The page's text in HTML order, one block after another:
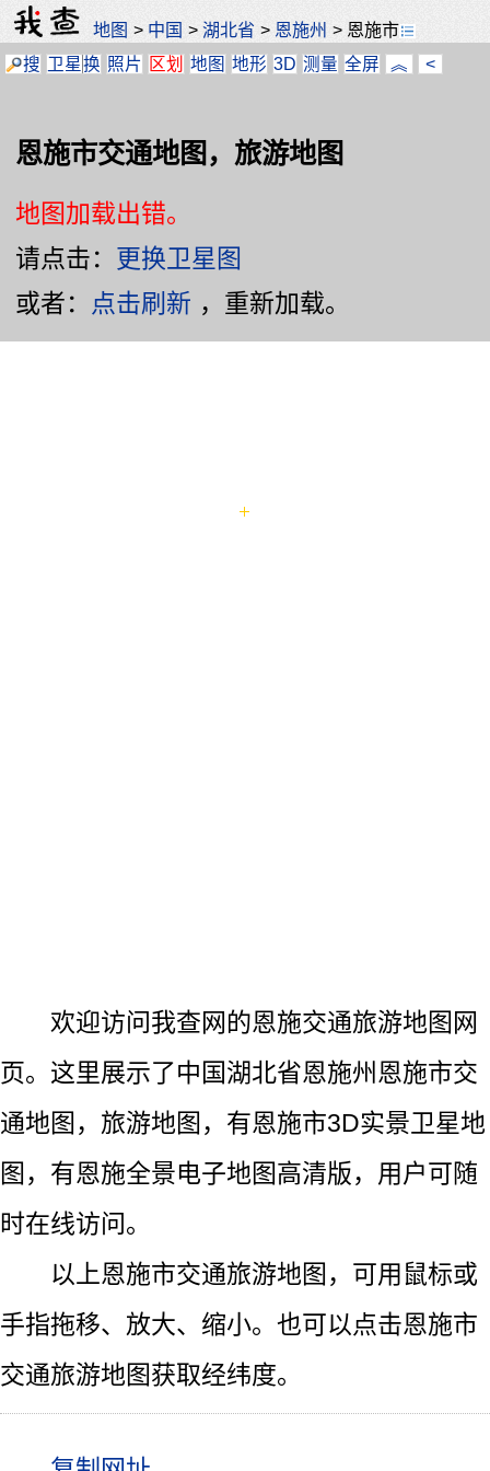
地图 > 中国 >湖北省 > 恩施州 > 恩施市
搜 卫星换 照片 区划 地图 地形 3D 测量 全屏 ︽ <
恩施市交通地图，旅游地图
地图加载出错。
请点击： 更换卫星图
或者： 点击刷新 ，重新加载。
欢迎访问我查网的恩施交通旅游地图网
页。这里展示了中国湖北省恩施州恩施市交
通地图，旅游地图，有恩施市3D实景卫星地
图，有恩施全景电子地图高清版，用户可随
时在线访问。
以上恩施市交通旅游地图，可用鼠标或
手指拖移、放大、缩小。也可以点击恩施市
交通旅游地图获取经纬度。